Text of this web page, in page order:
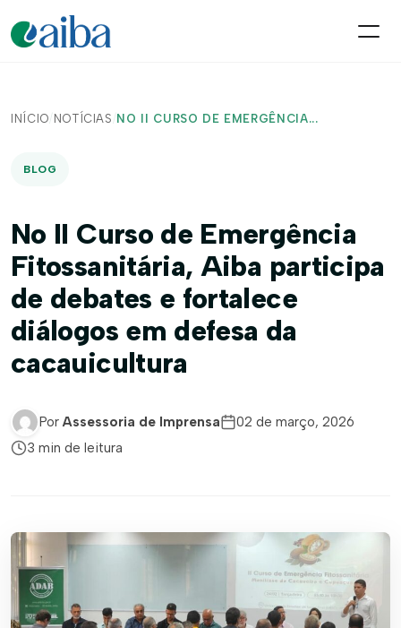
INÍCIO/ NOTÍCIAS / NO II CURSO DE EMERGÊNCIA...
BLOG
No II Curso de Emergência
Fitossanitária, Aiba participa
de debates e fortalece
diálogos em defesa da
cacauicultura
Por Assessoria de Imprensa
02 de março, 2026
3 min de leitura